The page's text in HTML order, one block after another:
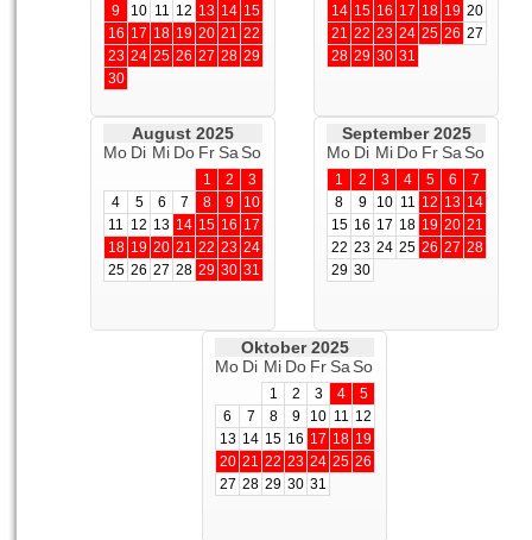
9 10 11 12 13 14 15
16 17 18 19 20 21
22
23 24 25 26 27 28 29
30
14 15 16 17 18 19 20
21
22 23 24 25 26 27
28 29 30 31
August 2025
Mo Di Mi Do Fr Sa So
1 2
3
4
5 6 7 8 9
10
11
12 13 14 15 16 17
18 19 20 21 22 23 24
25 26 27 28 29 30 31
September 2025
Mo Di Mi Do Fr Sa So
1 2 3 4 5 6
7
8
9 10 11 12 13 14
15 16 17 18 19 20 21
22 23 24 25 26 27 28
29 30
Oktober 2025
Mo Di Mi Do Fr Sa So
1 2 3 4
5
6
7 8 9 10 11
12
13 14 15 16 17 18 19
20 21 22 23 24 25 26
27 28 29 30 31